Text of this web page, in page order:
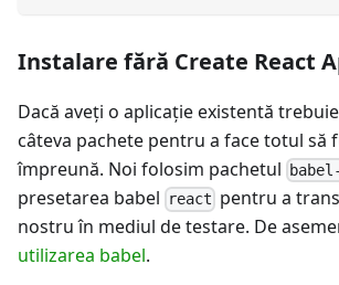
Instalare fără Create React
Dacă aveţi o aplicaţie existentă
câteva pachete pentru a face totul să
împreună. Noi folosim pachetul
presetarea babel
react pentru a
nostru în mediul de testare. De
utilizarea babel.